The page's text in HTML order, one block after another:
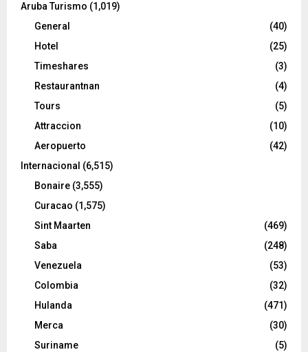
Aruba Turismo (1,019)
General
(40)
Hotel
(25)
Timeshares
(3)
Restaurantnan
(4)
Tours
(5)
Attraccion
(10)
Aeropuerto
(42)
Internacional (6,515)
Bonaire (3,555)
Curacao (1,575)
Sint Maarten
(469)
Saba
(248)
Venezuela
(53)
Colombia
(32)
Hulanda
(471)
Merca
(30)
Suriname
(5)